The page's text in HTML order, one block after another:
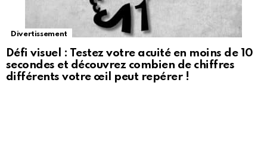
Divertissement
Défi visuel : Testez votre acuité en moins de 10
secondes et découvrez combien de chiffres
différents votre œil peut repérer !